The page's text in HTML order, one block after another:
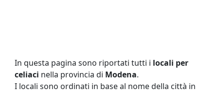
In questa pagina sono riportati tutti i locali per
celiaci nella provincia di Modena.
I locali sono ordinati in base al nome della città in